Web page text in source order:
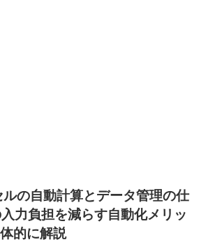
の自動計算とデータ管理の仕
力負担を減らす自動化メリッ
的に解説